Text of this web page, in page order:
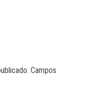
Campos